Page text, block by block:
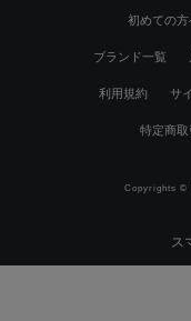
初めての方
ブランド一覧
利用規約 サ
特定商
Copyrights ©
ス